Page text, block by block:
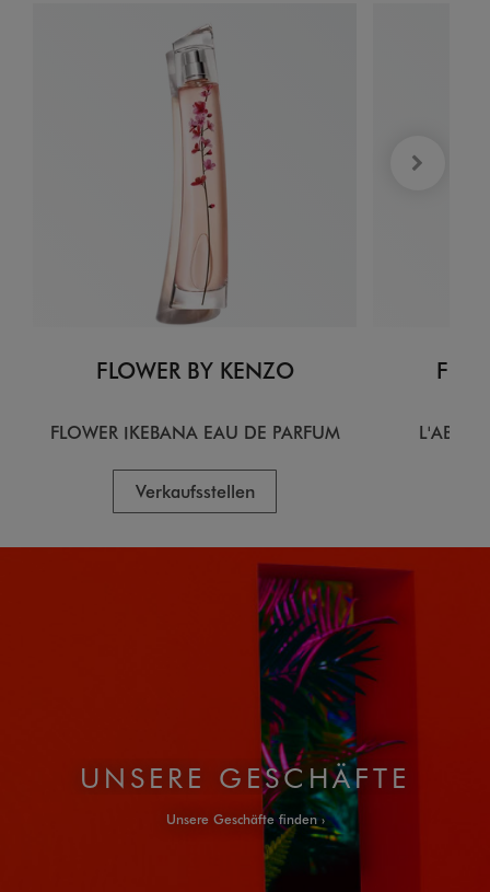
FLOWER BY KENZO
FLOWER IKEBANA EAU DE PARFUM
Verkaufsstellen
UNSERE GESCHÄFTE
Unsere Geschäfte finden